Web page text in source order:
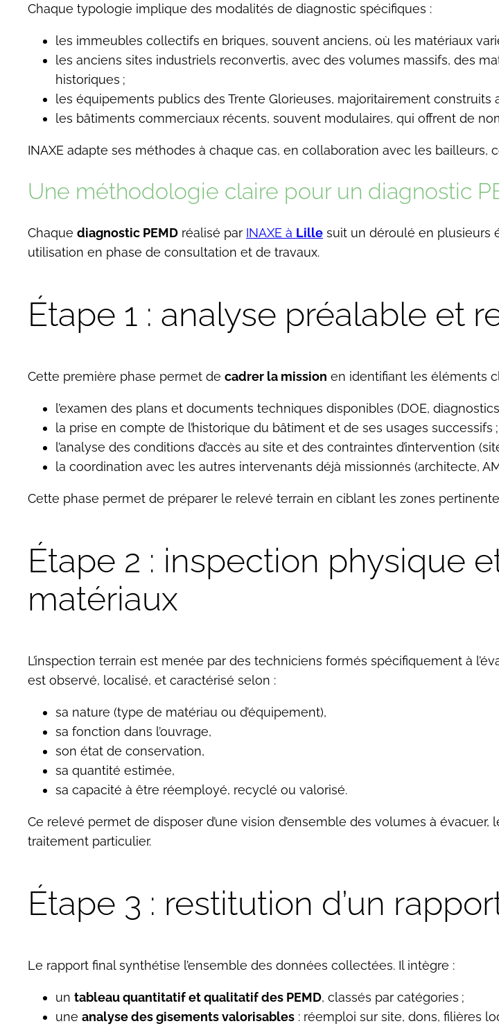
Chaque typologie implique des modalités de diagnostic spécifiques :
les immeubles collectifs en briques, souvent anciens, où les matériaux
les anciens sites industriels reconvertis, avec des volumes massifs, des
historiques ;
les équipements publics des Trente Glorieuses, majoritairement
les bâtiments commerciaux récents, souvent modulaires, qui offrent de
INAXE adapte ses méthodes à chaque cas, en collaboration avec les
Une méthodologie claire pour un diagnostic
Chaque diagnostic PEMD réalisé par INAXE à Lille suit un déroulé en plusieurs
utilisation en phase de consultation et de travaux.
Étape 1 : analyse préalable et
Cette première phase permet de cadrer la mission en identifiant les éléments
l’examen des plans et documents techniques disponibles (DOE,
la prise en compte de l’historique du bâtiment et de ses usages successifs ;
l’analyse des conditions d’accès au site et des contraintes d’intervention
la coordination avec les autres intervenants déjà missionnés (architecte,
Cette phase permet de préparer le relevé terrain en ciblant les zones
Étape 2 : inspection physique
matériaux
L’inspection terrain est menée par des techniciens formés spécifiquement à
est observé, localisé, et caractérisé selon :
sa nature (type de matériau ou d’équipement),
sa fonction dans l’ouvrage,
son état de conservation,
sa quantité estimée,
sa capacité à être réemployé, recyclé ou valorisé.
Ce relevé permet de disposer d’une vision d’ensemble des volumes à
traitement particulier.
Étape 3 : restitution d’un
Le rapport final synthétise l’ensemble des données collectées. Il intègre :
un tableau quantitatif et qualitatif des PEMD, classés par catégories ;
une analyse des gisements valorisables : réemploi sur site, dons, filières